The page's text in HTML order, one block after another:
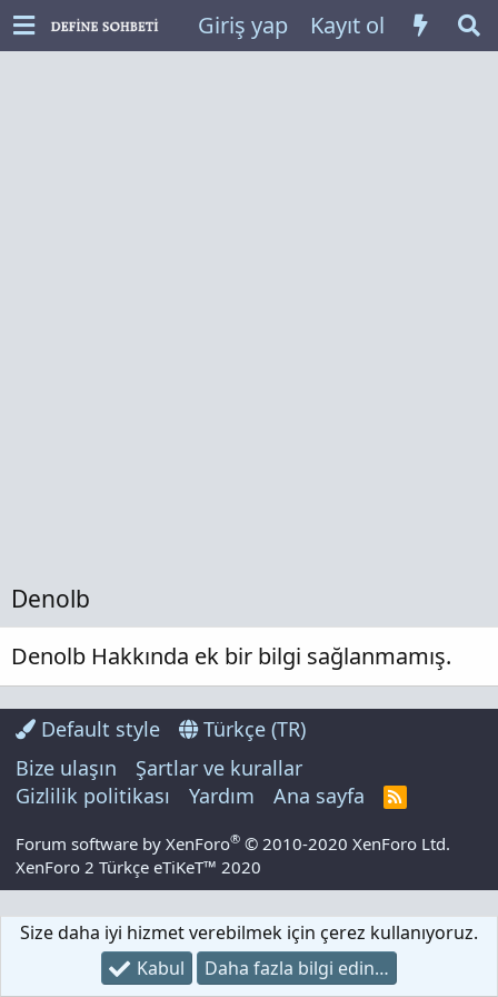
Giriş yap Kayıt ol
Denolb
Denolb Hakkında ek bir bilgi sağlanmamış.
Default style
Türkçe (TR)
Bize ulaşın
Şartlar ve kurallar
Gizlilik politikası
Yardım Ana sayfa
R
S
Forum software by XenForo® © 2010-2020 XenForo Ltd.
XenForo 2 Türkçe eTiKeT™ 2020
Size daha iyi hizmet verebilmek için çerez kullanıyoruz.
Kabul
Daha fazla bilgi edin…